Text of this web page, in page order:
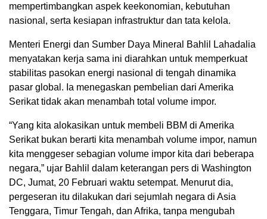
mempertimbangkan aspek keekonomian, kebutuhan
nasional, serta kesiapan infrastruktur dan tata kelola.
Menteri Energi dan Sumber Daya Mineral Bahlil Lahadalia
menyatakan kerja sama ini diarahkan untuk memperkuat
stabilitas pasokan energi nasional di tengah dinamika
pasar global. Ia menegaskan pembelian dari Amerika
Serikat tidak akan menambah total volume impor.
“Yang kita alokasikan untuk membeli BBM di Amerika
Serikat bukan berarti kita menambah volume impor, namun
kita menggeser sebagian volume impor kita dari beberapa
negara,” ujar Bahlil dalam keterangan pers di Washington
DC, Jumat, 20 Februari waktu setempat. Menurut dia,
pergeseran itu dilakukan dari sejumlah negara di Asia
Tenggara, Timur Tengah, dan Afrika, tanpa mengubah